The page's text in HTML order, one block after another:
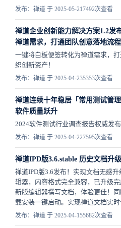
发布：禅道 于 2025-05-217492次查看
禅道企业创新能力解决方案1.2发
禅道需求，打通团队创意落地流
一键将白板便签转化为禅道需求，
织创新资产！
发布：禅道 于 2025-04-235353次查看
禅道连续十年稳居「常用测试管
软件质量跃升
2024软件测试行业调查报告权威发布
发布：禅道 于 2025-04-227595次查看
禅道IPD版3.6.stable 历史文档升
禅道IPD版3.6发布！实现文档无感
辑器，内容格式完全兼容，已升级
新版编辑器撰写文档，体验更佳！
载安装一键启动。实现禅道文档实
发布：禅道 于 2025-04-155682次查看